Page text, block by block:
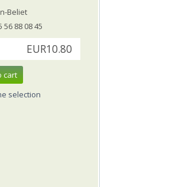
Beliet
56 88 08 45
EUR10.80
cart
selection